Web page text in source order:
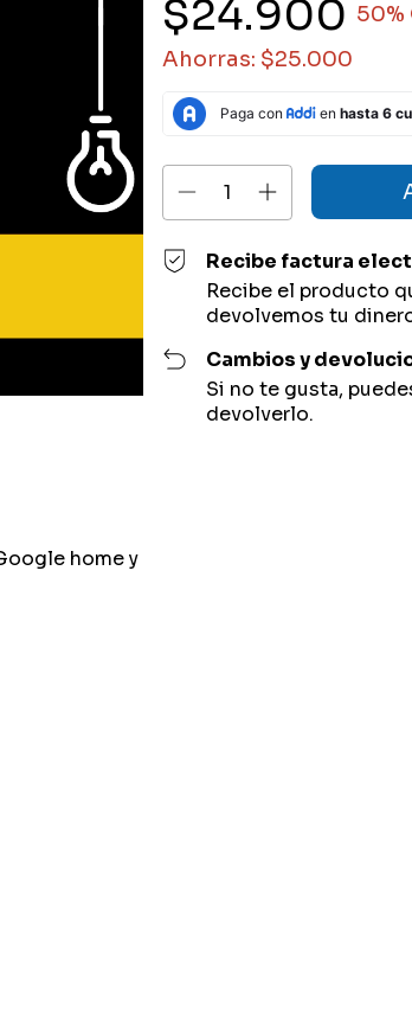
$24.900 50%
Ahorras: $25.000
Recibe factura
Recibe el producto
devolvemos tu
Cambios y
Si no te gusta,
devolverlo.
home y